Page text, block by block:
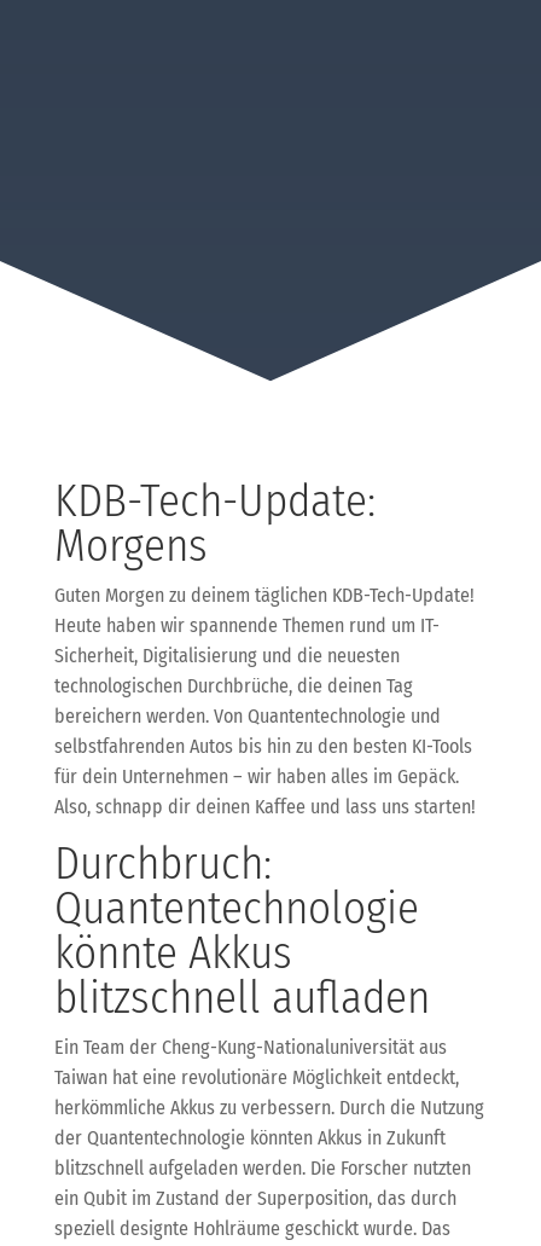
KDB-Tech-Update:
Morgens
Guten Morgen zu deinem täglichen KDB-Tech-Update!
Heute haben wir spannende Themen rund um IT-
Sicherheit, Digitalisierung und die neuesten
technologischen Durchbrüche, die deinen Tag
bereichern werden. Von Quantentechnologie und
selbstfahrenden Autos bis hin zu den besten KI-Tools
für dein Unternehmen – wir haben alles im Gepäck.
Also, schnapp dir deinen Kaffee und lass uns starten!
Durchbruch:
Quantentechnologie
könnte Akkus
blitzschnell aufladen
Ein Team der Cheng-Kung-Nationaluniversität aus
Taiwan hat eine revolutionäre Möglichkeit entdeckt,
herkömmliche Akkus zu verbessern. Durch die Nutzung
der Quantentechnologie könnten Akkus in Zukunft
blitzschnell aufgeladen werden. Die Forscher nutzten
ein Qubit im Zustand der Superposition, das durch
speziell designte Hohlräume geschickt wurde. Das